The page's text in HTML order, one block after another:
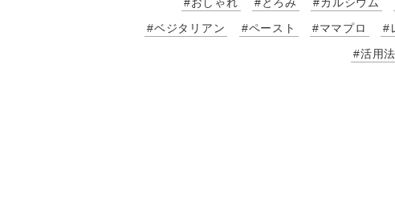
#ベジタリアン
#ペースト #ママプロ #
#活用法